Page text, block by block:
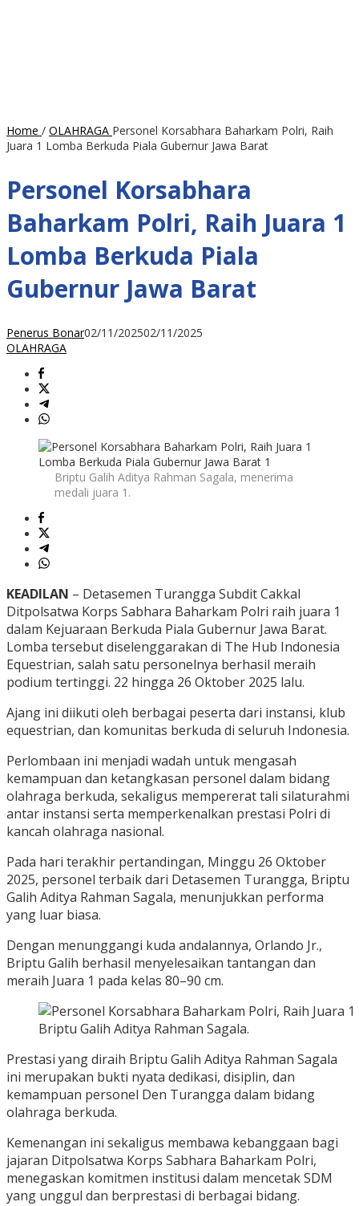
Home / OLAHRAGA Personel Korsabhara Baharkam Polri, Raih
Juara 1 Lomba Berkuda Piala Gubernur Jawa Barat
Personel Korsabhara
Baharkam Polri, Raih Juara 1
Lomba Berkuda Piala
Gubernur Jawa Barat
Penerus Bonar02/11/202502/11/2025
OLAHRAGA
Briptu Galih Aditya Rahman Sagala, menerima
medali juara 1.
KEADILAN – Detasemen Turangga Subdit Cakkal
Ditpolsatwa Korps Sabhara Baharkam Polri raih juara 1
dalam Kejuaraan Berkuda Piala Gubernur Jawa Barat.
Lomba tersebut diselenggarakan di The Hub Indonesia
Equestrian, salah satu personelnya berhasil meraih
podium tertinggi. 22 hingga 26 Oktober 2025 lalu.
Ajang ini diikuti oleh berbagai peserta dari instansi, klub
equestrian, dan komunitas berkuda di seluruh Indonesia.
Perlombaan ini menjadi wadah untuk mengasah
kemampuan dan ketangkasan personel dalam bidang
olahraga berkuda, sekaligus mempererat tali silaturahmi
antar instansi serta memperkenalkan prestasi Polri di
kancah olahraga nasional.
Pada hari terakhir pertandingan, Minggu 26 Oktober
2025, personel terbaik dari Detasemen Turangga, Briptu
Galih Aditya Rahman Sagala, menunjukkan performa
yang luar biasa.
Dengan menunggangi kuda andalannya, Orlando Jr.,
Briptu Galih berhasil menyelesaikan tantangan dan
meraih Juara 1 pada kelas 80–90 cm.
Briptu Galih Aditya Rahman Sagala.
Prestasi yang diraih Briptu Galih Aditya Rahman Sagala
ini merupakan bukti nyata dedikasi, disiplin, dan
kemampuan personel Den Turangga dalam bidang
olahraga berkuda.
Kemenangan ini sekaligus membawa kebanggaan bagi
jajaran Ditpolsatwa Korps Sabhara Baharkam Polri,
menegaskan komitmen institusi dalam mencetak SDM
yang unggul dan berprestasi di berbagai bidang.